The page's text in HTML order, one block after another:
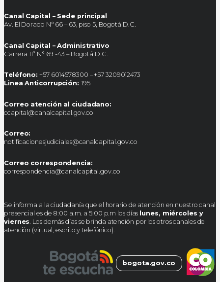
Canal Capital – Sede principal
Av. El Dorado N° 66 – 63, piso 5, Bogotá D.C.
Canal Capital – Administrativo
Carrera 11ª N° 69 -43 – Bogotá D.C.
Teléfono: +57 6014578300 – +57 3209012473
Linea Anticorrupción: 195
Correo atención al ciudadano:
ccapital@canalcapital.gov.co
Correo:
notificacionesjudiciales@canalcapital.gov.co
Correo correspondencia:
correspondencia@canalcapital.gov.co
Se informa a la ciudadanía que el horario de atención en nuestro canal
presencial es de 8:00 a.m. a 5:00 p.m los días lunes, miércoles y
viernes. Los demás días se brinda atención por los otros canales de
atención (virtual, escrito y telefónico).
bogota.gov.co